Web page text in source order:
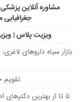
مشاوره آنلاین
ویزیت پلاس |
بازار سیاه داروهای
تقویم
۵ تا از بهترین دکتر‌های اصلاح مزاج در مشهد را بشناسید!